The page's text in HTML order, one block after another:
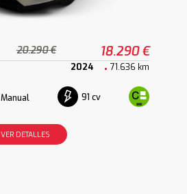
20.290 € 18.290 €
2024 71.636 km
Manual 91 cv
VER DETALLES